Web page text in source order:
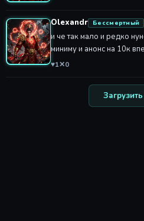
Olexandr Бессмертный
и че так мало и редко
миниму и анонс на 10к
♥1✕0